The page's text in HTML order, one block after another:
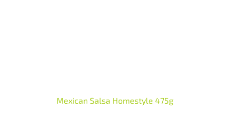
Mexican Salsa Homestyle 475g